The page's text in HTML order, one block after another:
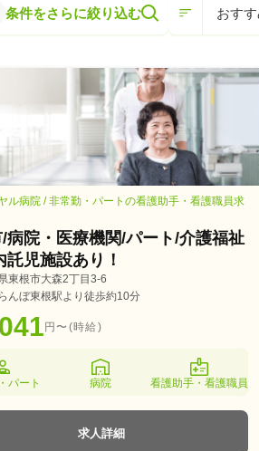
条件をさらに絞り込む
ル病院 / 非常勤・パートの看護助手・看護職員求
病院・医療機関/パート/介護福祉
託児施設あり！
東根市大森2丁目3-6
んぼ東根駅より徒歩約10分
円〜(時給)
パート 病院 看護助手・看護職員
求人詳細